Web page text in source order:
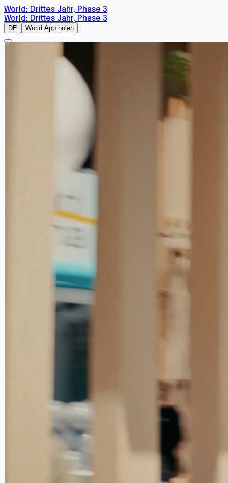
World: Drittes Jahr, Phase 3
World: Drittes Jahr, Phase 3
DE World App holen